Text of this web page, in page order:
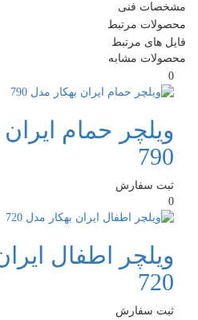
مشخصات فنی
محصولات مرتبط
فایل های مرتبط
محصولات مشابه
0
ویلچر حمام
790
ثبت سفارش
0
ویلچر اطفال
720
ثبت سفارش